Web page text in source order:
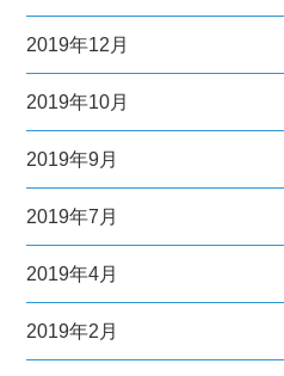
2019年12月
2019年10月
2019年9月
2019年7月
2019年4月
2019年2月